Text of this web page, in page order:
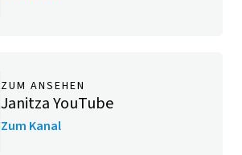
ZUM ANSEHEN
Janitza YouTube
Zum Kanal